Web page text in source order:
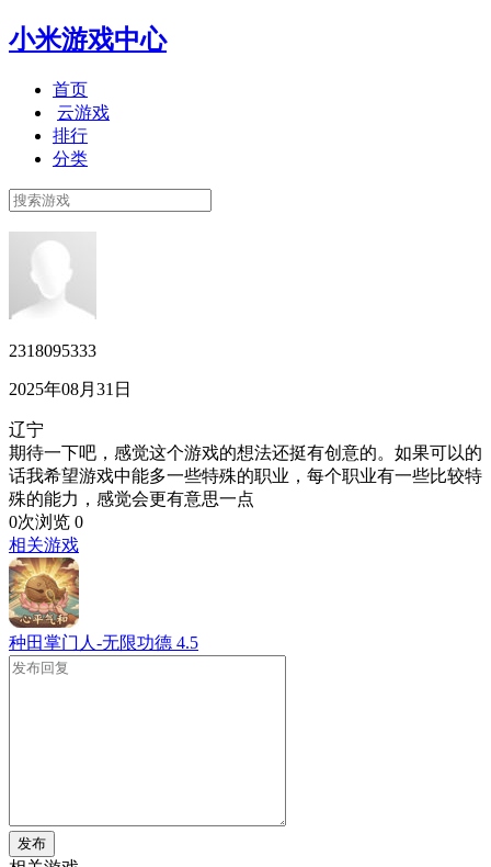
小米游戏中心
首页
云游戏
排行
分类
2318095333
2025年08月31日
辽宁
期待一下吧，感觉这个游戏的想法还挺有创意的。如果可以的
话我希望游戏中能多一些特殊的职业，每个职业有一些比较特
殊的能力，感觉会更有意思一点
0次浏览 0
相关游戏
种田掌门人-无限功德 4.5
发布